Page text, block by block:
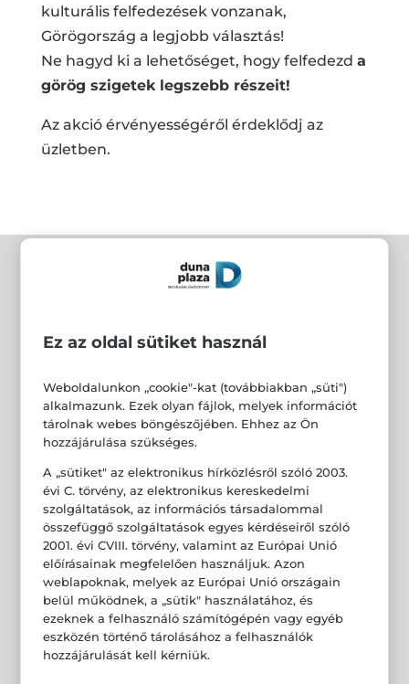
kulturális felfedezések vonzanak,
Görögország a legjobb választás!
Ne hagyd ki a lehetőséget, hogy felfedezd a
görög szigetek legszebb részeit!
Az akció érvényességéről érdeklődj az
üzletben.
Ez az oldal sütiket használ
Weboldalunkon „cookie"-kat (továbbiakban „süti")
alkalmazunk. Ezek olyan fájlok, melyek információt
tárolnak webes böngészőjében. Ehhez az Ön
hozzájárulása szükséges.
A „sütiket" az elektronikus hírközlésről szóló 2003.
évi C. törvény, az elektronikus kereskedelmi
szolgáltatások, az információs társadalommal
összefüggő szolgáltatások egyes kérdéseiről szóló
2001. évi CVIII. törvény, valamint az Európai Unió
előírásainak megfelelően használjuk. Azon
weblapoknak, melyek az Európai Unió országain
belül működnek, a „sütik" használatához, és
ezeknek a felhasználó számítógépén vagy egyéb
eszközén történő tárolásához a felhasználók
hozzájárulását kell kérniük.